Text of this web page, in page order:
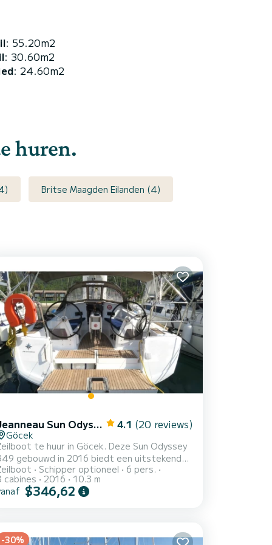
: 55.20m2
: 30.60m2
: 24.60m2
huren.
Britse Maagden Eilanden (4)
Jeanneau Sun Odyssey 349 4.1 (20 reviews)
Göcek
te huur in Göcek. Deze Sun Odyssey
gebouwd in 2016 biedt een uitstekende
voor zijn prijs voor een cruise van
paar dagen of zelfs een paar weken. De
heeft 3 volledig uitgeruste hut(ten) en
om een uitzonderlijke vakantie op
Schipper optioneel
6 pers.
cabines
2016
10.3 m
$346,62
-30%